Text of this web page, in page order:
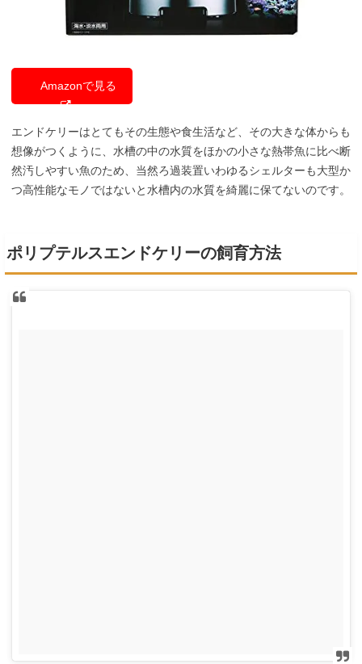
Amazonで見る
エンドケリーはとてもその生態や食生活など、その大きな体からも
想像がつくように、水槽の中の水質をほかの小さな熱帯魚に比べ断
然汚しやすい魚のため、当然ろ過装置いわゆるシェルターも大型か
つ高性能なモノではないと水槽内の水質を綺麗に保てないのです。
ポリプテルスエンドケリーの飼育方法